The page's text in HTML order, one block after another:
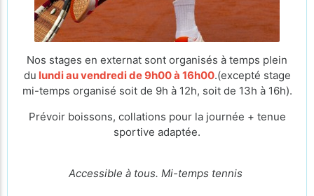
Nos stages en externat sont organisés à temps plein
du lundi au vendredi de 9h00 à 16h00.(excepté stage
mi-temps organisé soit de 9h à 12h, soit de 13h à 16h).
Prévoir boissons, collations pour la journée + tenue
sportive adaptée.
Accessible à tous. Mi-temps tennis